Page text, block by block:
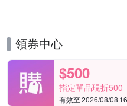
領券中心
$500
指定單品現折500
有效至 2026/08/08